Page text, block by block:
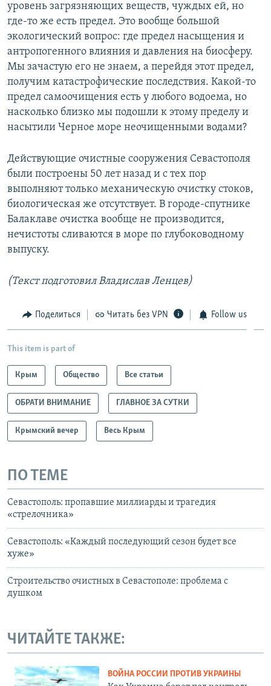
уровень загрязняющих веществ, чуждых ей, но
где-то же есть предел. Это вообще большой
экологический вопрос: где предел насыщения и
антропогенного влияния и давления на биосферу.
Мы зачастую его не знаем, а перейдя этот предел,
получим катастрофические последствия. Какой-то
предел самоочищения есть у любого водоема, но
насколько близко мы подошли к этому пределу и
насытили Черное море неочищенными водами?
Действующие очистные сооружения Севастополя
были построены 50 лет назад и с тех пор
выполняют только механическую очистку стоков,
биологическая же отсутствует. В городе-спутнике
Балаклаве очистка вообще не производится,
нечистоты сливаются в море по глубоководному
выпуску.
(Текст подготовил Владислав Ленцев)
Поделиться Читать без VPN Follow us
This item is part of
Крым Общество Все статьи
ОБРАТИ ВНИМАНИЕ ГЛАВНОЕ ЗА СУТКИ
Крымский вечер Весь Крым
ПО ТЕМЕ
Севастополь: пропавшие миллиарды и трагедия
«стрелочника»
Севастополь: «Каждый последующий сезон будет все
хуже»
Строительство очистных в Севастополе: проблема с
душком
ЧИТАЙТЕ ТАКЖЕ:
ВОЙНА РОССИИ ПРОТИВ УКРАИНЫ